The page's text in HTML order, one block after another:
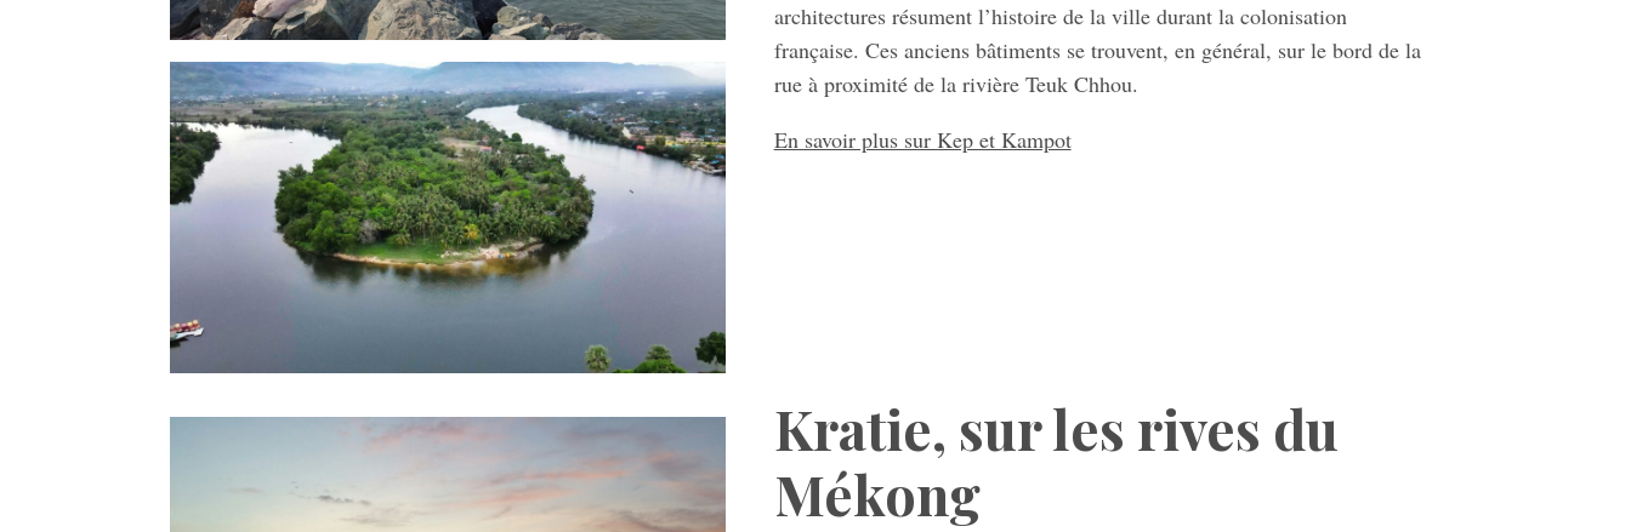
architectures résument l’histoire de la ville durant la colonisation
française. Ces anciens bâtiments se trouvent, en général, sur le bord de la
rue à proximité de la rivière Teuk Chhou.
En savoir plus sur Kep et Kampot
Kratie, sur les rives du
Mékong